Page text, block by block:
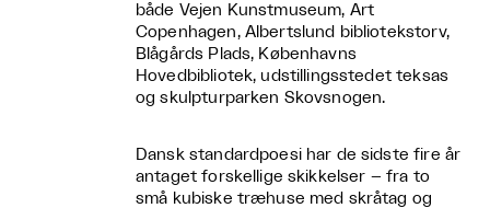
både Vejen Kunstmuseum, Art
Copenhagen, Albertslund bibliotekstorv,
Blågårds Plads, Københavns
Hovedbibliotek, udstillingsstedet teksas
og skulpturparken Skovsnogen.
Dansk standardpoesi har de sidste fire år
antaget forskellige skikkelser – fra to
små kubiske træhuse med skråtag og